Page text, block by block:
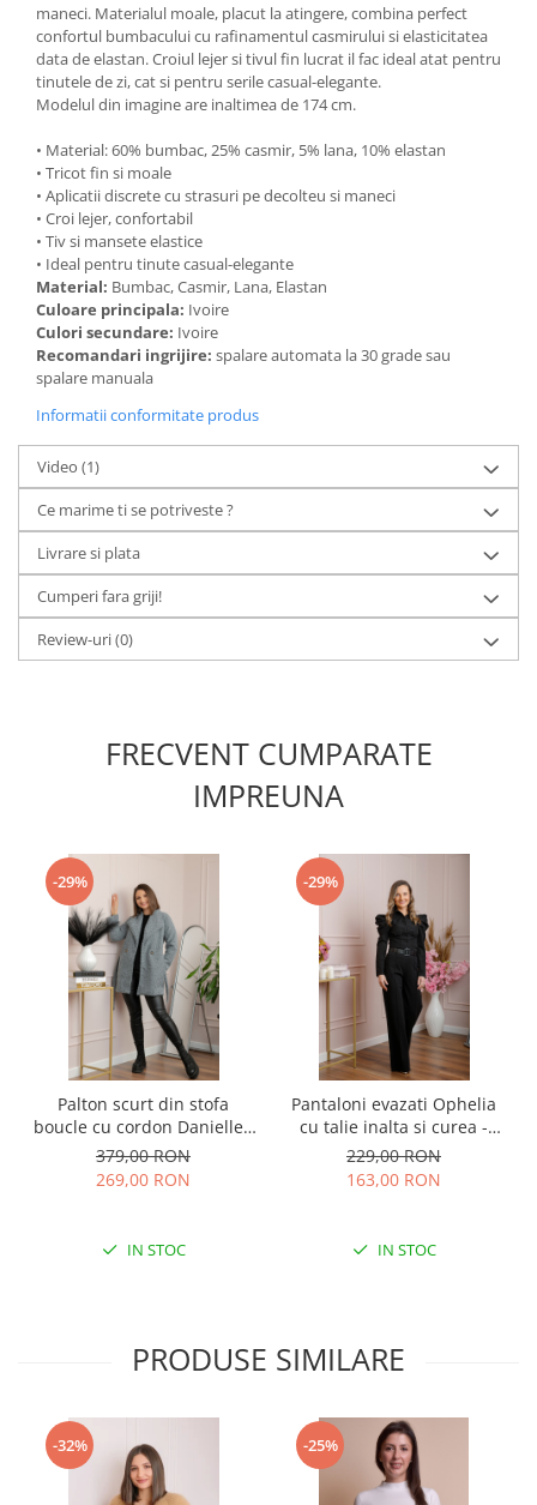
maneci. Materialul moale, placut la atingere, combina perfect
confortul bumbacului cu rafinamentul casmirului si elasticitatea
data de elastan. Croiul lejer si tivul fin lucrat il fac ideal atat pentru
tinutele de zi, cat si pentru serile casual-elegante.
Modelul din imagine are inaltimea de 174 cm.
• Material: 60% bumbac, 25% casmir, 5% lana, 10% elastan
• Tricot fin si moale
• Aplicatii discrete cu strasuri pe decolteu si maneci
• Croi lejer, confortabil
• Tiv si mansete elastice
• Ideal pentru tinute casual-elegante
Material: Bumbac, Casmir, Lana, Elastan
Culoare principala: Ivoire
Culori secundare: Ivoire
Recomandari ingrijire: spalare automata la 30 grade sau
spalare manuala
Informatii conformitate produs
Video (1)
Ce marime ti se potriveste ?
Livrare si plata
Cumperi fara griji!
Review-uri(0)
FRECVENT CUMPARATE
IMPREUNA
-29%
Palton scurt din stofa
boucle cu cordon Danielle -
Gri
379,00 RON
269,00 RON
IN STOC
-29%
Pantaloni evazati Ophelia
cu talie inalta si curea -
Negru
229,00 RON
163,00 RON
IN STOC
PRODUSE SIMILARE
-32% -25%